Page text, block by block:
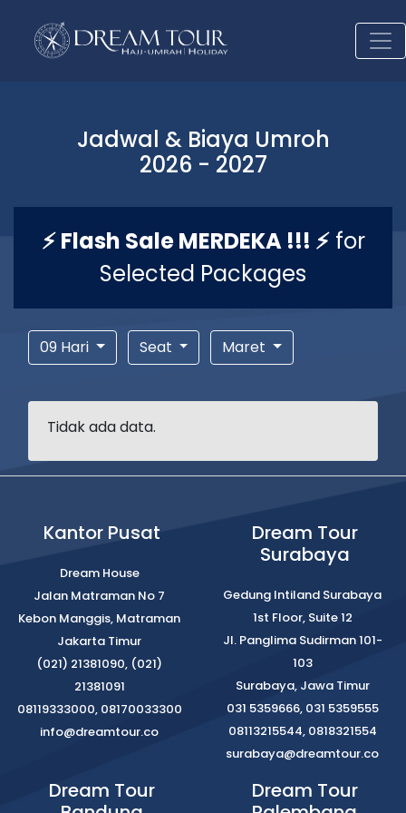
Jadwal & Biaya Umroh
2026 - 2027
⚡ Flash Sale MERDEKA !!! ⚡for
Selected Packages
09 Hari Seat Maret
Tidak ada data.
Kantor Pusat
Dream House
Jalan Matraman No 7
Kebon Manggis, Matraman
Jakarta Timur
(021) 21381090, (021)
21381091
08119333000, 08170033300
info@dreamtour.co
Dream Tour
Surabaya
Gedung Intiland Surabaya
1st Floor, Suite 12
Jl. Panglima Sudirman 101-
103
Surabaya, Jawa Timur
031 5359666, 031 5359555
08113215544, 0818321554
surabaya@dreamtour.co
Dream Tour
Dream Tour